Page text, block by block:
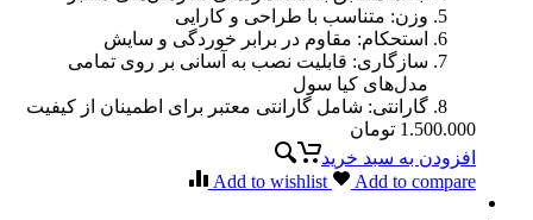
وزن: متناسب با طراحی و کارایی
استحکام: مقاوم در برابر خوردگی و سایش
سازگاری: قابلیت نصب به آسانی بر روی تمامی
مدل‌های کیا سول
گارانتی: شامل گارانتی معتبر برای اطمینان از کیفیت
1.500.000 تومان
افزودن به سبد خرید
Add to wishlist
Add to compare